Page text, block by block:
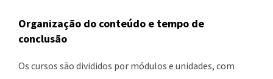
Organização do conteúdo e tempo de
conclusão
Os cursos são divididos por módulos e unidades, com